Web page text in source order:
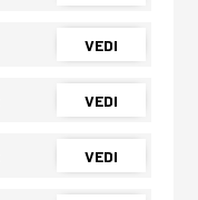
VEDI
VEDI
VEDI